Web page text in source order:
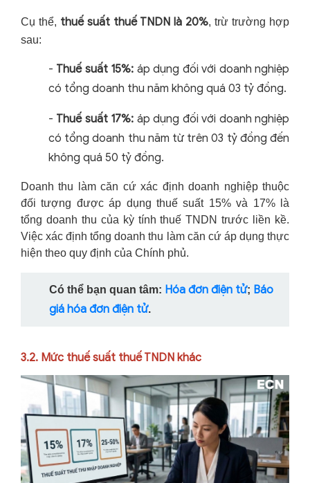
Cụ thể, thuế suất thuế TNDN là 20%, trừ trường hợp
sau:
- Thuế suất 15%: áp dụng đối với doanh nghiệp
có tổng doanh thu năm không quá 03 tỷ đồng.
- Thuế suất 17%: áp dụng đối với doanh nghiệp
có tổng doanh thu năm từ trên 03 tỷ đồng đến
không quá 50 tỷ đồng.
Doanh thu làm căn cứ xác định doanh nghiệp thuộc
đối tượng được áp dụng thuế suất 15% và 17% là
tổng doanh thu của kỳ tính thuế TNDN trước liền kề.
Việc xác định tổng doanh thu làm căn cứ áp dụng thực
hiện theo quy định của Chính phủ.
Có thể bạn quan tâm: Hóa đơn điện tử; Báo
giá hóa đơn điện tử.
3.2. Mức thuế suất thuế TNDN khác